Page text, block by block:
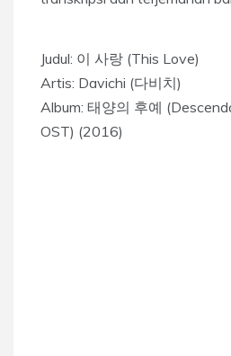
Judul: 이 사랑 (This Love)
Artis: Davichi (다비치)
Album: 태양의 후예
OST) (2016)